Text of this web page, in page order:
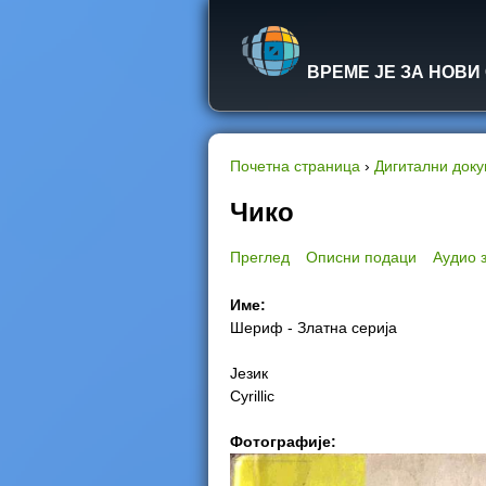
ВРЕМЕ ЈЕ ЗА НОВИ
Y
o
a
r
h
Почетна страница › Дигитални
Чико
Преглед Описни подаци Аудио
Име:
Шериф - Златна серија
Језик
Cyrillic
Фотографије: